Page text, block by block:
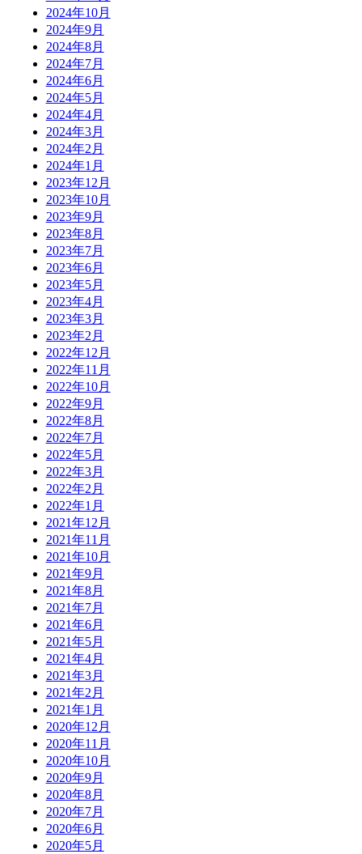
2024年10月
2024年9月
2024年8月
2024年7月
2024年6月
2024年5月
2024年4月
2024年3月
2024年2月
2024年1月
2023年12月
2023年10月
2023年9月
2023年8月
2023年7月
2023年6月
2023年5月
2023年4月
2023年3月
2023年2月
2022年12月
2022年11月
2022年10月
2022年9月
2022年8月
2022年7月
2022年5月
2022年3月
2022年2月
2022年1月
2021年12月
2021年11月
2021年10月
2021年9月
2021年8月
2021年7月
2021年6月
2021年5月
2021年4月
2021年3月
2021年2月
2021年1月
2020年12月
2020年11月
2020年10月
2020年9月
2020年8月
2020年7月
2020年6月
2020年5月